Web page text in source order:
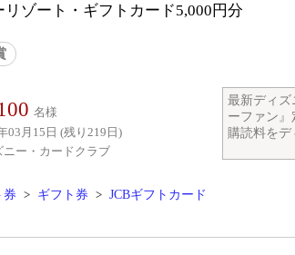
リゾート・ギフトカード5,000円分
名様
03月15日 (残り219日)
ー・カードクラブ
最新ディズ
ーファン』
購読料を
券 > ギフト券 > JCBギフトカード